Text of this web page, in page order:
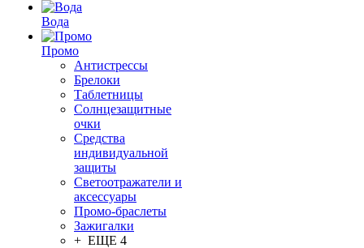
Вода
Промо
Антистрессы
Брелоки
Таблетницы
Солнцезащитные
очки
Средства
индивидуальной
защиты
Светоотражатели и
аксессуары
Промо-браслеты
Зажигалки
+ ЕЩЕ 4